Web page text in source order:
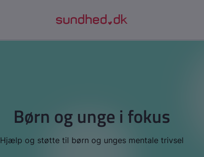
Børn og unge i fokus
Hjælp og støtte til børn og unges mentale trivsel